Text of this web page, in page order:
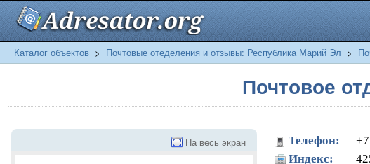
Каталог объектов > Почтовые отеделения и отзывы: Республика Марий Эл >
Почтовое
На весь экран
Телефон:
+7
Индекс: